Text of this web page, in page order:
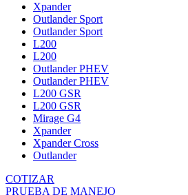
Xpander
Outlander Sport
Outlander Sport
L200
L200
Outlander PHEV
Outlander PHEV
L200 GSR
L200 GSR
Mirage G4
Xpander
Xpander Cross
Outlander
COTIZAR
PRUEBA DE MANEJO